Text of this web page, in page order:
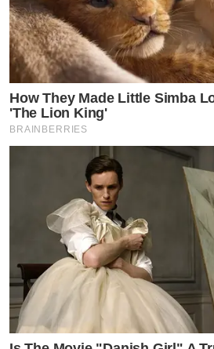
by TVPOOL ONLINE
How They Made Little Simba
'The Lion King'
BRAINBERRIES